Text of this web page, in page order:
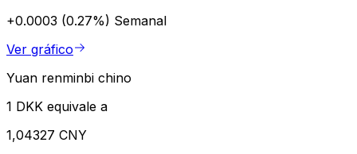
+0.0003 (0.27%) Semanal
Ver gráfico
Yuan renminbi chino
1 DKK equivale a
1,04327 CNY